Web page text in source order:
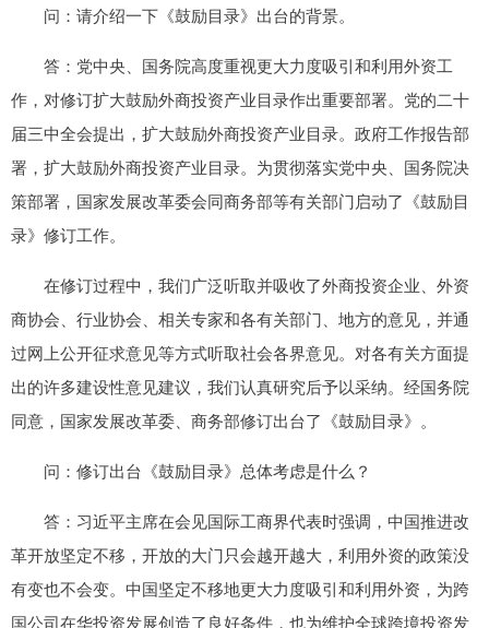
问：请介绍一下《鼓励目录》出台的背景。
答：党中央、国务院高度重视更大力度吸引和利用外资工
作，对修订扩大鼓励外商投资产业目录作出重要部署。党的二十
届三中全会提出，扩大鼓励外商投资产业目录。政府工作报告部
署，扩大鼓励外商投资产业目录。为贯彻落实党中央、国务院决
策部署，国家发展改革委会同商务部等有关部门启动了《鼓励目
录》修订工作。
在修订过程中，我们广泛听取并吸收了外商投资企业、外资
商协会、行业协会、相关专家和各有关部门、地方的意见，并通
过网上公开征求意见等方式听取社会各界意见。对各有关方面提
出的许多建设性意见建议，我们认真研究后予以采纳。经国务院
同意，国家发展改革委、商务部修订出台了《鼓励目录》。
问：修订出台《鼓励目录》总体考虑是什么？
答：习近平主席在会见国际工商界代表时强调，中国推进改
革开放坚定不移，开放的大门只会越开越大，利用外资的政策没
有变也不会变。中国坚定不移地更大力度吸引和利用外资，为跨
国公司在华投资发展创造了良好条件，也为维护全球跨境投资发